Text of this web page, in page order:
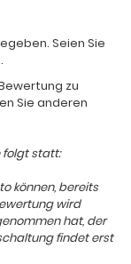
Seien Sie
zu
Sie anderen
folgt statt:
können, bereits
wird
hat, der
findet erst